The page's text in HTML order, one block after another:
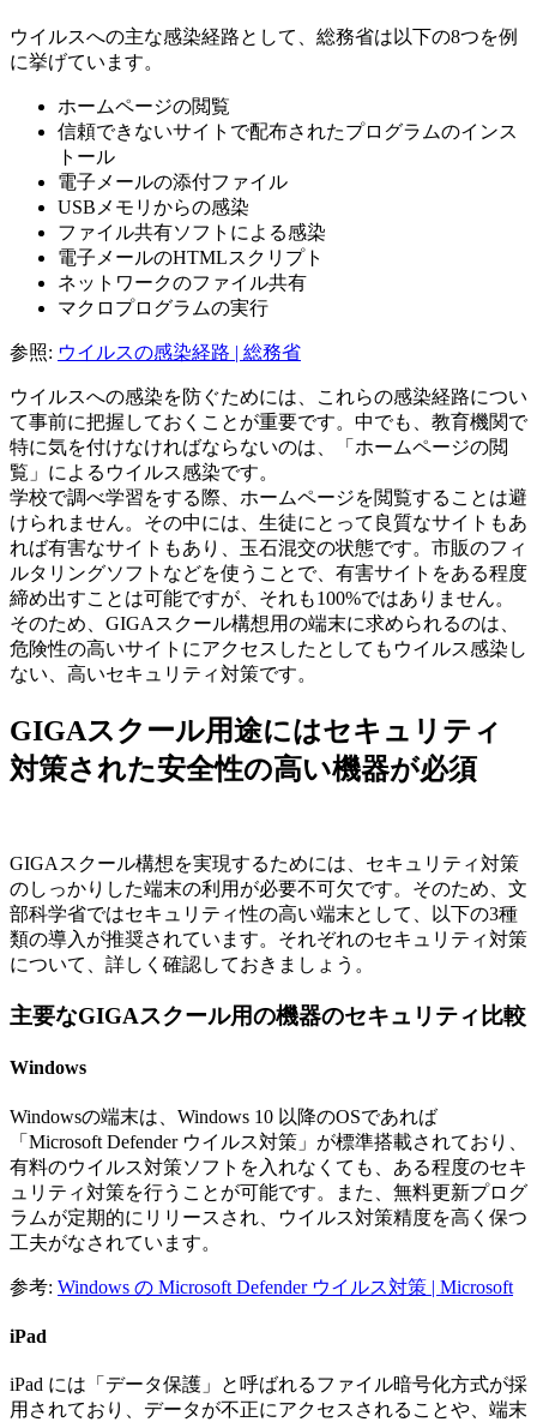
ウイルスへの主な感染経路として、総務省は以下の8つを例
に挙げています。
ホームページの閲覧
信頼できないサイトで配布されたプログラムのインス
トール
電子メールの添付ファイル
USBメモリからの感染
ファイル共有ソフトによる感染
電子メールのHTMLスクリプト
ネットワークのファイル共有
マクロプログラムの実行
参照: ウイルスの感染経路 | 総務省
ウイルスへの感染を防ぐためには、これらの感染経路につい
て事前に把握しておくことが重要です。中でも、教育機関で
特に気を付けなければならないのは、「ホームページの閲
覧」によるウイルス感染です。
学校で調べ学習をする際、ホームページを閲覧することは避
けられません。その中には、生徒にとって良質なサイトもあ
れば有害なサイトもあり、玉石混交の状態です。市販のフィ
ルタリングソフトなどを使うことで、有害サイトをある程度
締め出すことは可能ですが、それも100%ではありません。
そのため、GIGAスクール構想用の端末に求められるのは、
危険性の高いサイトにアクセスしたとしてもウイルス感染し
ない、高いセキュリティ対策です。
GIGAスクール用途にはセキュリティ
対策された安全性の高い機器が必須
GIGAスクール構想を実現するためには、セキュリティ対策
のしっかりした端末の利用が必要不可欠です。そのため、文
部科学省ではセキュリティ性の高い端末として、以下の3種
類の導入が推奨されています。それぞれのセキュリティ対策
について、詳しく確認しておきましょう。
主要なGIGAスクール用の機器のセキュリティ比較
Windows
Windowsの端末は、Windows 10 以降のOSであれば
「Microsoft Defender ウイルス対策」が標準搭載されており、
有料のウイルス対策ソフトを入れなくても、ある程度のセキ
ュリティ対策を行うことが可能です。また、無料更新プログ
ラムが定期的にリリースされ、ウイルス対策精度を高く保つ
工夫がなされています。
参考: Windows の Microsoft Defender ウイルス対策 | Microsoft
iPad
iPad には「データ保護」と呼ばれるファイル暗号化方式が採
用されており、データが不正にアクセスされることや、端末